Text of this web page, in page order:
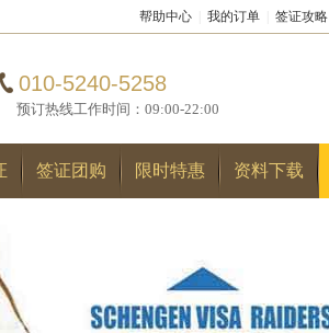
帮助中心 我的订单 签证攻略
010-5240-5258
预订热线工作时间：09:00-22:00
签证团购 限时特惠 资料下载